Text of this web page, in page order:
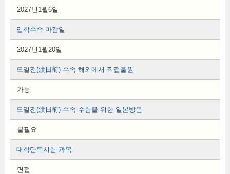
2027년1월6일
입학수속 마감일
2027년1월20일
도일전(渡日前) 수속-해외에서 직접출원
가능
도일전(渡日前) 수속-수험을 위한 일본방문
불필요
대학단독시험 과목
면접